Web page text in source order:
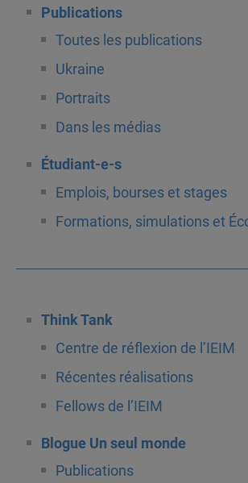
Publications
Toutes les publications
Ukraine
Portraits
Dans les médias
Étudiant-e-s
Emplois, bourses et stages
Formations, simulations et
Think Tank
Centre de réflexion de l’IEIM
Récentes réalisations
Fellows de l’IEIM
Blogue Un seul monde
Publications